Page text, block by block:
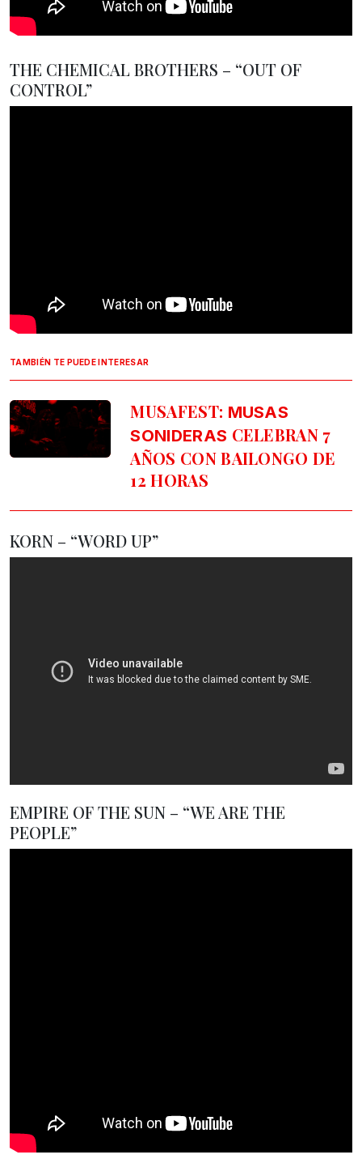
THE CHEMICAL BROTHERS – “OUT OF
CONTROL”
TAMBIÉN TE PUEDE INTERESAR
MUSAFEST: MUSAS
SONIDERAS CELEBRAN 7
AÑOS CON BAILONGO DE
12 HORAS
KORN – “WORD UP”
EMPIRE OF THE SUN – “WE ARE THE
PEOPLE”